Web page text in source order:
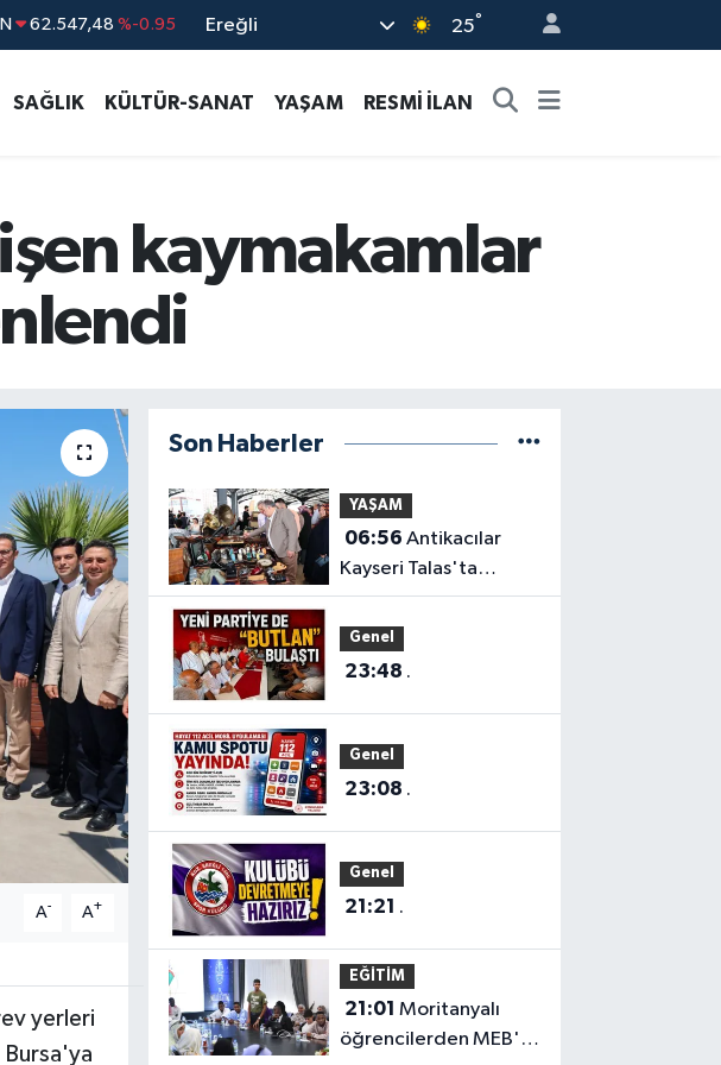
47,5391 %0.05 Ereğli 25°
SAĞLIK KÜLTÜR-SANAT YAŞAM RESMİ İLAN
kaymakamlar
A- A+
yerleri
Bursa'ya
Son Haberler
YAŞAM
06:56 Antikacılar
Kayseri Talas'ta
buluşuyor
Genel
23:48 .
Genel
23:08 .
Genel
21:21 .
EĞİTİM
21:01 Moritanyalı
öğrencilerden MEB'e